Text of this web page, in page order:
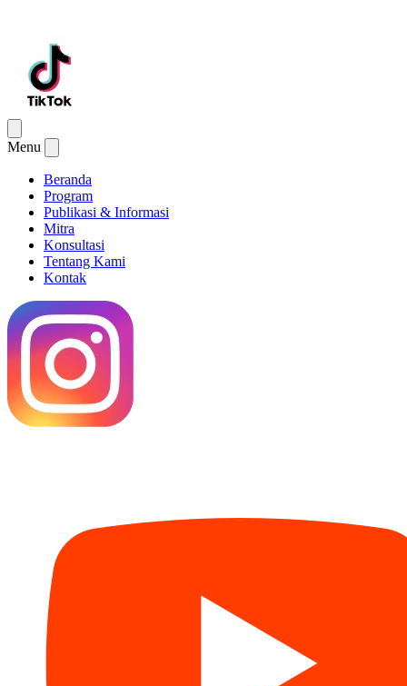
Menu
Beranda
Program
Publikasi & Informasi
Mitra
Konsultasi
Tentang Kami
Kontak